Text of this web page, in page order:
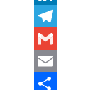
LinkedIn
Telegram
Gmail
Email